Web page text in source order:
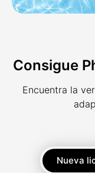
Consigue
Encuentra la
Nueva